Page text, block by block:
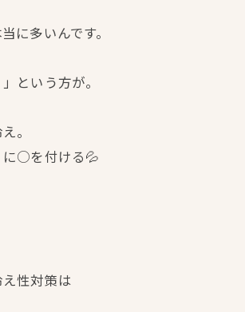
に多いんです。
という方が。
。
に○を付ける💦
性対策は